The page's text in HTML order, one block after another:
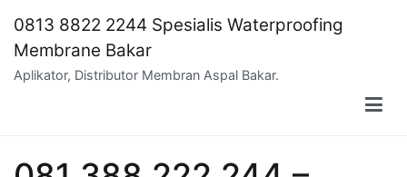
content
0813 8822 2244 Spesialis Waterproofing
Membrane Bakar
Aplikator, Distributor Membran Aspal Bakar.